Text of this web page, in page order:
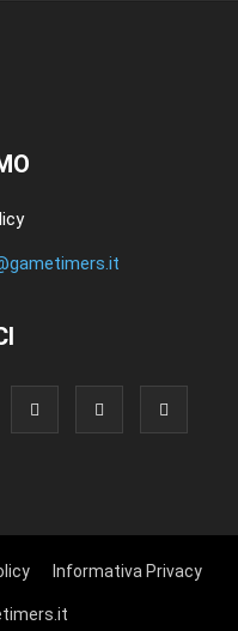
Informativa Privacy